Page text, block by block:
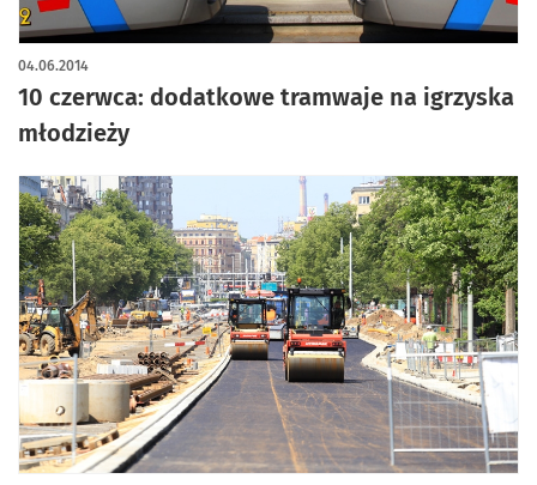
10 czerwca: dodatkowe tramwaje na igrzyska
młodzieży
04.06.2014